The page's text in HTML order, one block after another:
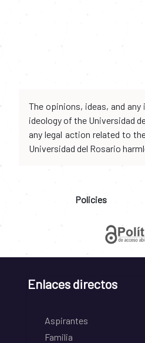
The opinions, ideas, and
ideology of the Universidad
any legal action related to
Universidad del Rosario
Policies
Enlaces directos
Aspirantes
Familia